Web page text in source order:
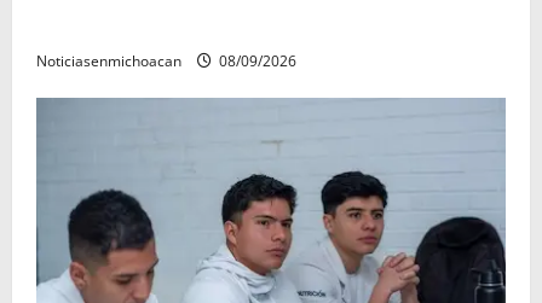
Noticiasenmichoacan 08/09/2026